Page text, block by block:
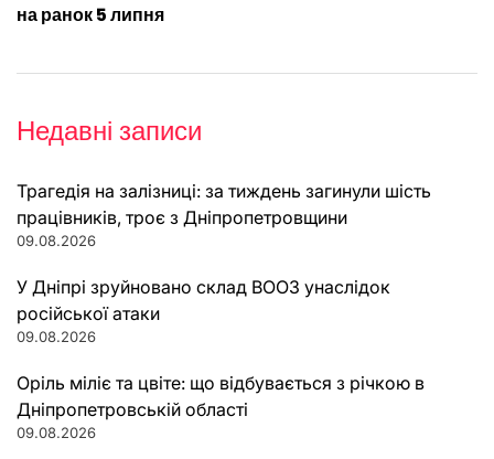
на ранок 5 липня
Недавні записи
Трагедія на залізниці: за тиждень загинули шість
працівників, троє з Дніпропетровщини
09.08.2026
У Дніпрі зруйновано склад ВООЗ унаслідок
російської атаки
09.08.2026
Оріль міліє та цвіте: що відбувається з річкою в
Дніпропетровській області
09.08.2026